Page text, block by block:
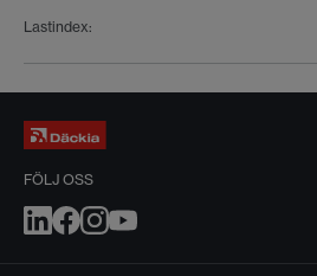
Lastindex:
FÖLJ OSS